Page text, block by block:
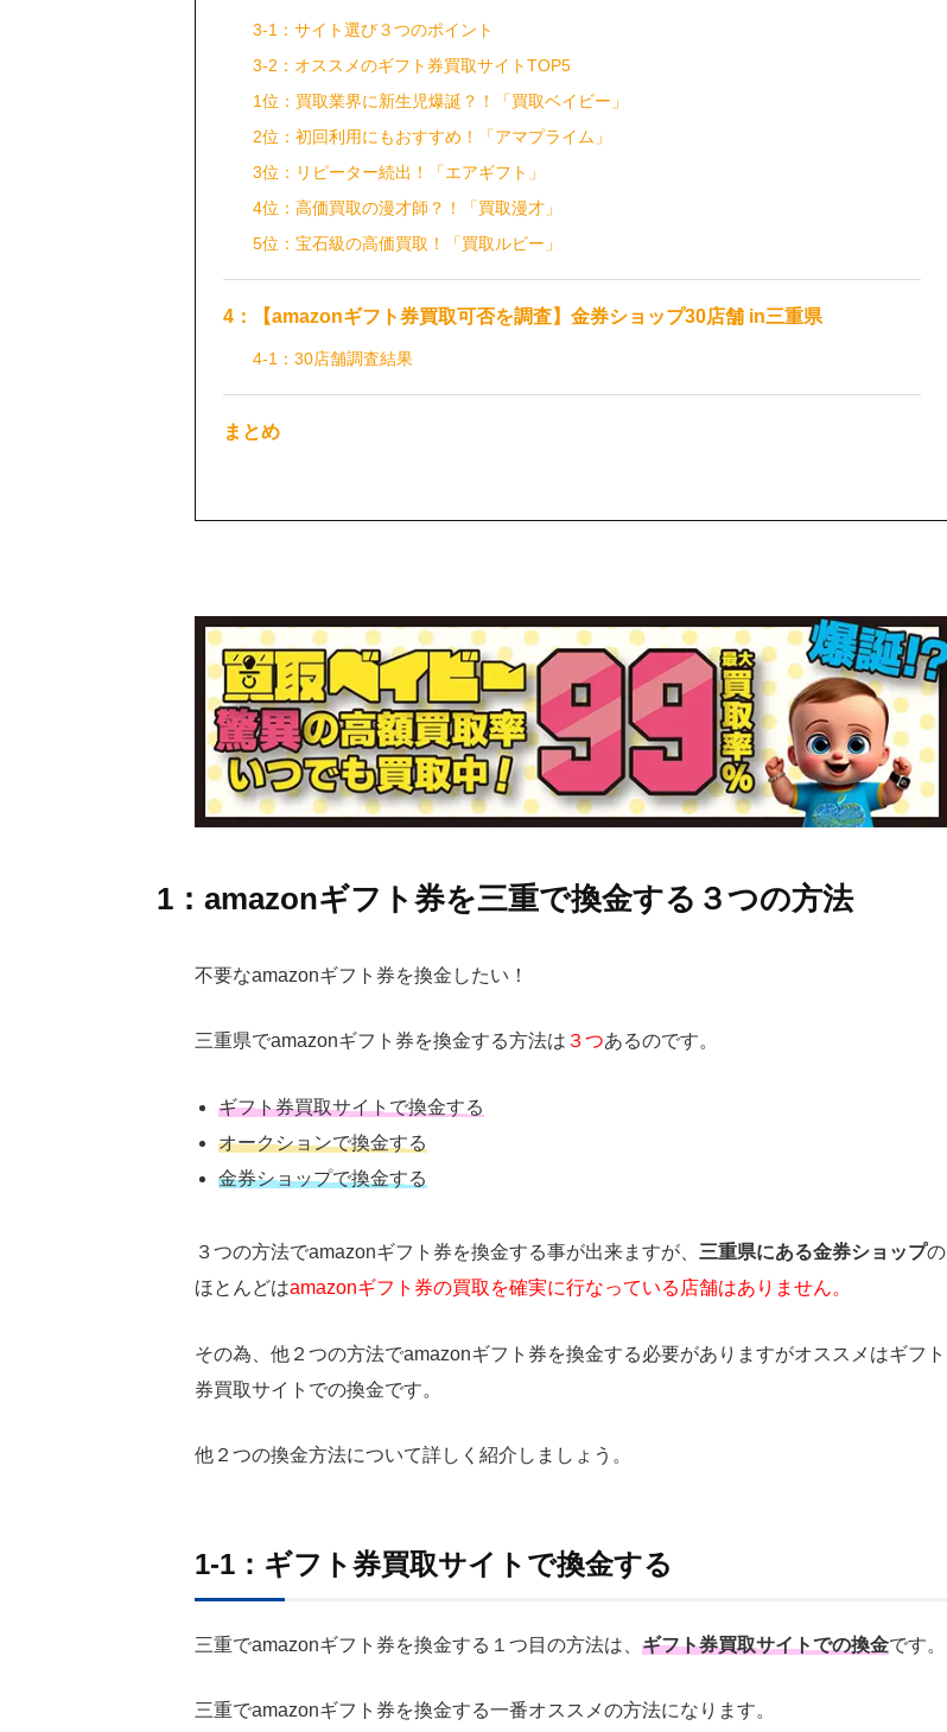
3-1：サイト選び３つのポイント
3-2：オススメのギフト券買取サイトTOP5
1位：買取業界に新生児爆誕？！「買取ベイビー」
2位：初回利用にもおすすめ！「アマプライム」
3位：リピーター続出！「エアギフト」
4位：高価買取の漫才師？！「買取漫才」
5位：宝石級の高価買取！「買取ルビー」
4：【amazonギフト券買取可否を調査】金券ショップ30店舗 in三重県
4-1：30店舗調査結果
まとめ
1：amazonギフト券を三重で換金する３つの方法
不要なamazonギフト券を換金したい！
三重県でamazonギフト券を換金する方法は ３つあるのです。
ギフト券買取サイトで換金する
オークションで換金する
金券ショップで換金する
３つの方法でamazonギフト券を換金する事が出来ますが、 三重県にある金券ショップの
ほとんどはamazonギフト券の買取を確実に行なっている店舗はありません。
その為、他２つの方法でamazonギフト券を換金する必要がありますがオススメはギフト
券買取サイトでの換金です。
他２つの換金方法について詳しく紹介しましょう。
1-1：ギフト券買取サイトで換金する
三重でamazonギフト券を換金する１つ目の方法は、 ギフト券買取サイトでの換金です。
三重でamazonギフト券を換金する一番オススメの方法になります。